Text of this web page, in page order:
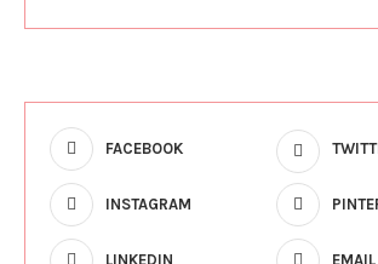
FACEBOOK
INSTAGRAM
LINKEDIN EMAIL